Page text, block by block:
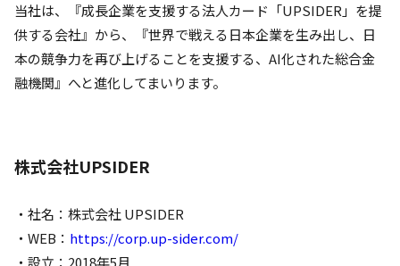
当社は、『成長企業を支援する法人カード「UPSIDER」を提
供する会社』から、『世界で戦える日本企業を生み出し、日
本の競争力を再び上げることを支援する、AI化された総合金
融機関』へと進化してまいります。
株式会社UPSIDER
・社名：株式会社 UPSIDER
・WEB： https://corp.up-sider.com/
・設立：2018年5月